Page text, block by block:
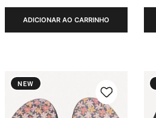
ADICIONAR AO CARRINHO
NEW